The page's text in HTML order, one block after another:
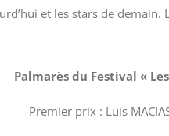
et les stars de
Palmarès du Festival «
Premier prix : Luis